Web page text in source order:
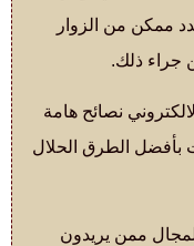
ممكن من الزوار
جراء ذلك.
الالكتروني نصائح هامة
بأفضل الطرق الحلال
ممن يريدون